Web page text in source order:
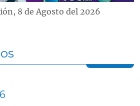
8 de Agosto del 2026